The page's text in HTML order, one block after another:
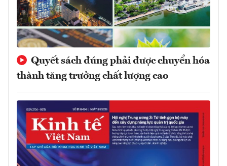
Quyết sách đúng phải được chuyển hóa
thành tăng trưởng chất lượng cao